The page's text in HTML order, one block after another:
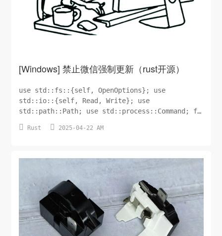
[Windows] 禁止微信强制更新（rust开源）
use std::fs::{self, OpenOptions}; use
std::io::{self, Read, Write}; use
std::path::Path; use std::process::Command; fn
Err(e) => { println!("程序出错: {}", e);
 Rust  2025-04-22 AM